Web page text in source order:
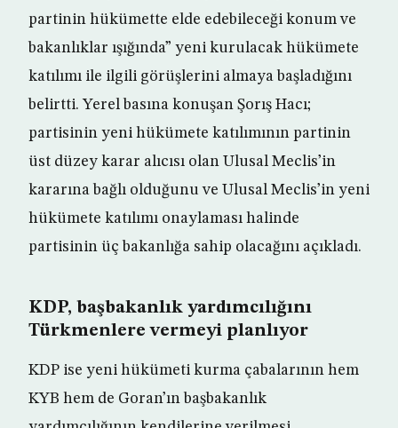
partinin hükümette elde edebileceği konum ve
bakanlıklar ışığında” yeni kurulacak hükümete
katılımı ile ilgili görüşlerini almaya başladığını
belirtti. Yerel basına konuşan Şorış Hacı;
partisinin yeni hükümete katılımının partinin
üst düzey karar alıcısı olan Ulusal Meclis’in
kararına bağlı olduğunu ve Ulusal Meclis’in yeni
hükümete katılımı onaylaması halinde
partisinin üç bakanlığa sahip olacağını açıkladı.
KDP, başbakanlık yardımcılığını
Türkmenlere vermeyi planlıyor
KDP ise yeni hükümeti kurma çabalarının hem
KYB hem de Goran’ın başbakanlık